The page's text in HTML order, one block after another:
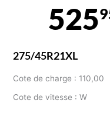
525
275/45R21XL
Cote de charge : 110,00
Cote de vitesse : W